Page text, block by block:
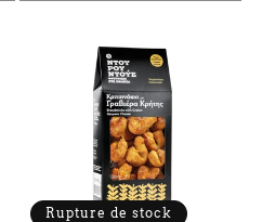
Rupture de stock